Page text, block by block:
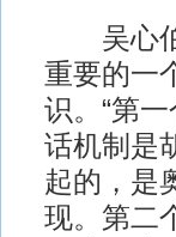
吴心伯
重要的一
识。“第
话机制是
起的，是
现。第二